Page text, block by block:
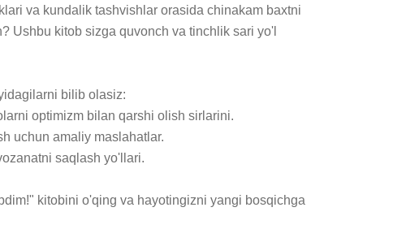
va kundalik tashvishlar orasida chinakam baxtni
Ushbu kitob sizga quvonch va tinchlik sari yo'l
bilib olasiz:
optimizm bilan qarshi olish sirlarini.
uchun amaliy maslahatlar.
saqlash yo'llari.
kitobini o'qing va hayotingizni yangi bosqichga